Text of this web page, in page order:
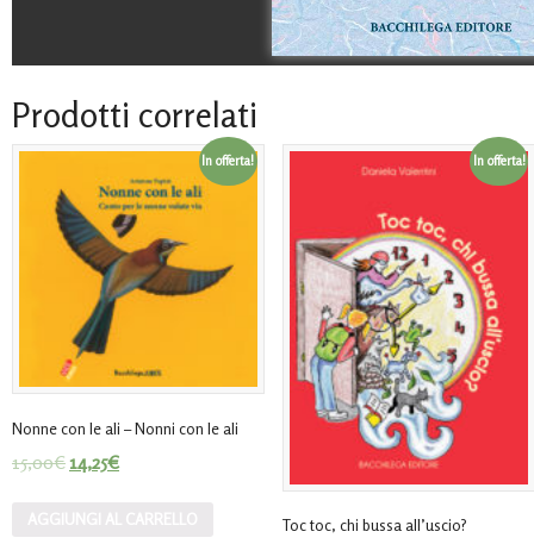
Prodotti correlati
In offerta!
Nonne con le ali – Nonni con le ali
15,00€14,25€
In offerta!
Toc toc, chi bussa all’uscio?